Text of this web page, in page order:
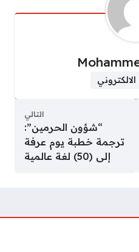
التالي
“شؤون الحرمين”:
ترجمة خطبة يوم عرفة
إلى (50) لغة عالمية